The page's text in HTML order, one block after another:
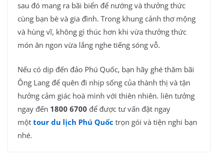
sau đó mang ra bãi biển để nướng và thưởng thức
cùng bạn bè và gia đình. Trong khung cảnh thơ mộng
và hùng vĩ, không gì thúc hơn khi vừa thưởng thức
món ăn ngon vừa lắng nghe tiếng sóng vỗ.
Nếu có dịp đến đảo Phú Quốc, bạn hãy ghé thăm bãi
Ông Lang để quên đi nhịp sống của thành thị và tận
hưởng cảm giác hoà mình với thiên nhiên. liên tưởng
ngay đến 1800 6700 để được tư vấn đặt ngay
một tour du lịch Phú Quốc trọn gói và tiện nghi bạn
nhé.